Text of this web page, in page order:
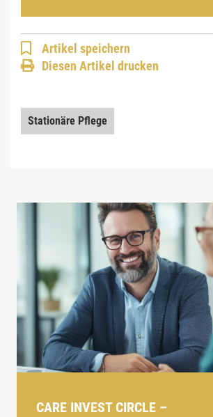
Artikel speichern
Diesen Artikel drucken
Stationäre Pflege
CARE INVEST CIRCLE –